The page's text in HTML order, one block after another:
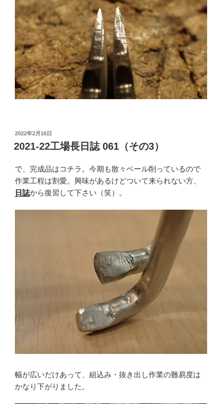
投
稿
日:
2022年2月16日
2021-22工場長日誌 061（その3）
で、完成品はコチラ。今期も散々ベール削っているので
作業工程は割愛。興味があるけどついて来られない方、
日誌から復習して下さい（笑）。
幅が広いだけあって、組込み・抜き出し作業の難易度は
かなり下がりました。